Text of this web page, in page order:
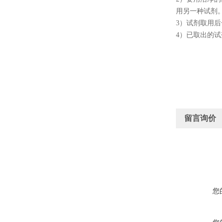
用另一种试剂
3）试剂取用
4）已取出的
留言询价
您